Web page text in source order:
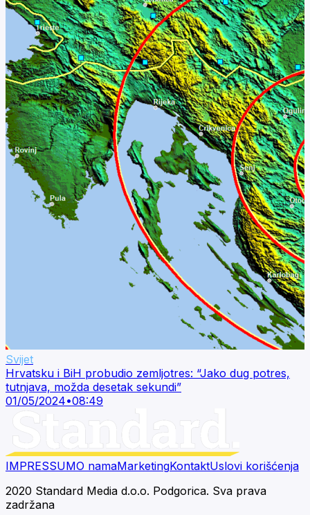
Svijet
Hrvatsku i BiH probudio zemljotres: “Jako dug potres,
tutnjava, možda desetak sekundi”
01/05/2024•08:49
IMPRESSUMO namaMarketingKontaktUslovi korišćenja
2020 Standard Media d.o.o. Podgorica. Sva prava
zadržana